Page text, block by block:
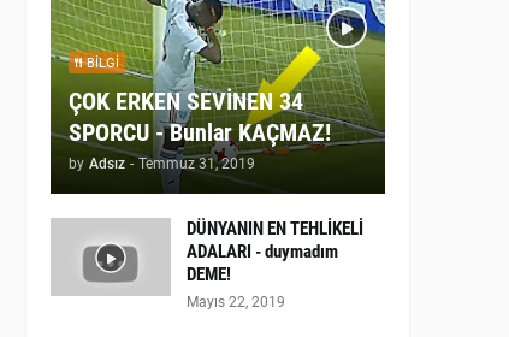
BILGI
ÇOK ERKEN SEVİNEN 34
SPORCU - Bunlar KAÇMAZ!
by Adsız - Temmuz 31, 2019
DÜNYANIN EN TEHLİKELİ
ADALARI - duymadım
DEME!
Mayıs 22, 2019